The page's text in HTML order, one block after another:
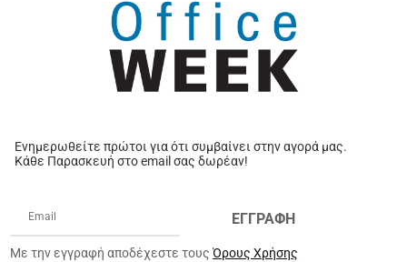
Ενημερωθείτε πρώτοι για ότι συμβαίνει στην αγορά μας.
Κάθε Παρασκευή στο email σας δωρέαν!
ΕΓΓΡΑΦΗ
Με την εγγραφή αποδέχεστε τουςΌρους Χρήσης